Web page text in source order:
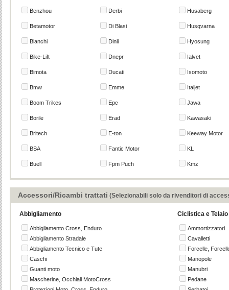
Benzhou Derbi Husaberg
Betamotor Di Blasi Husqvarna
Bianchi Dinli Hyosung
Bike-Lift Dnepr Ialvet
Bimota Ducati Isomoto
Bmw Emme Italjet
Boom Trikes Epc Jawa
Borile Erad Kawasaki
Britech E-ton Keeway Motor
BSA Fantic Motor KL
Buell Fpm Puch Kmz
Accessori/Ricambi trattati (Selezionabili solo da rivenditori di
Abbigliamento
Abbigliamento Cross, Enduro
Abbigliamento Stradale
Abbigliamento Tecnico e Tute
Caschi
Guanti moto
Mascherine, Occhiali MotoCross
Ciclistica e Telaio
Ammortizzatori
Cavalletti
Forcelle,
Manopole
Manubri
Pedane